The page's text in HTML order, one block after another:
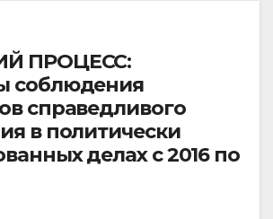
ПРОЦЕСС:
соблюдения
справедливого
в политически
делах с 2016 по